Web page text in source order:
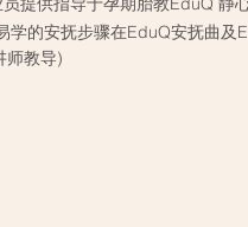
的安抚步骤在EduQ安抚曲及
师教导)